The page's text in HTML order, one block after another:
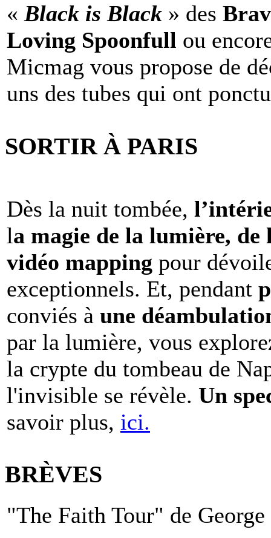
« Black is Black » des
Loving Spoonfull ou
Micmag vous propose de
uns des tubes qui ont
SORTIR À PARIS
Dès la nuit tombée,
la magie de la lumière,
vidéo mapping pour
exceptionnels. Et, pendant
conviés à une
par la lumière, vous
la crypte du tombeau de
l'invisible se révèle. Un
savoir plus, ici.
BRÈVES
"The Faith Tour" de